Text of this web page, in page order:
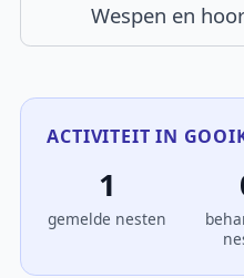
Wespen en
ACTIVITEIT IN
1
gemelde nesten